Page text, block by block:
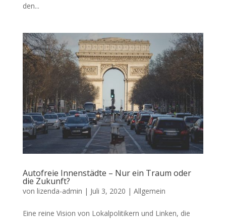
den...
Autofreie Innenstädte – Nur ein Traum oder
die Zukunft?
von lizenda-admin | Juli 3, 2020 | Allgemein
Eine reine Vision von Lokalpolitikern und Linken, die